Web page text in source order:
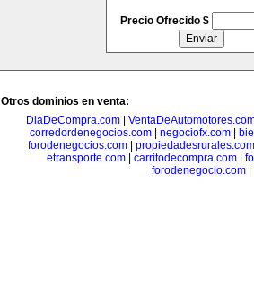
Precio Ofrecido $
Otros dominios en venta:
DiaDeCompra.com|
corredordenegocios.com
negociofx.com
forodenegocios.com
propiedadesrurales.com
etransporte.com
carritodecompra.com
forodenegocio.com|